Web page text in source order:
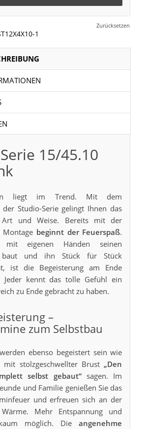
Zurücksetzen
1
15/45.10
liegt im Trend. Mit dem
der Studio-Serie gelingt Ihnen das
Art und Weise. Bereits mit der
Montage beginnt der Feuerspaß.
eigenen Händen seinen
baut und ihn Stück für Stück
ist die Begeisterung am Ende
Jeder kennt das tolle Gefühl ein
zu Ende gebracht zu haben.
–
zum Selbstbau
ebenso begeistert sein wie
mit stolzgeschwellter Brust „Den
selbst gebaut“sagen. Im
und Familie genießen Sie das
und erfreuen sich an der
Wärme. Mehr Entspannung und
möglich. Dieangenehme